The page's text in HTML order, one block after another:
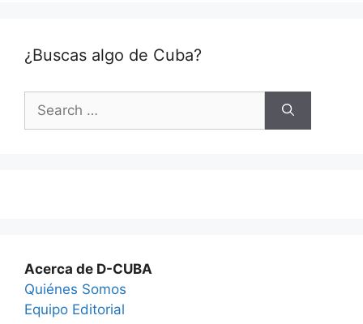
¿Buscas algo de Cuba?
for:
Acerca de D-CUBA
Quiénes Somos
Equipo Editorial